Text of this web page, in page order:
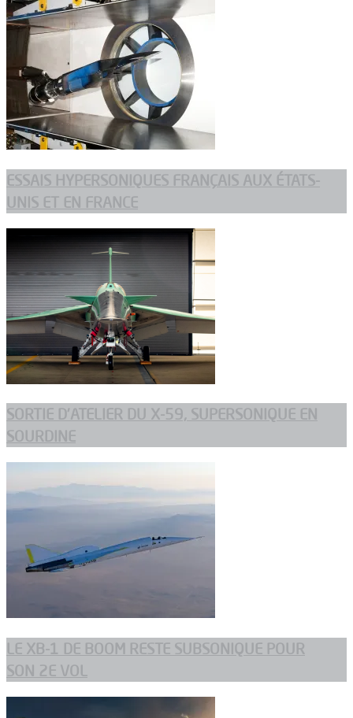
ESSAIS HYPERSONIQUES FRANÇAIS AUX ÉTATS-
UNIS ET EN FRANCE
SORTIE D’ATELIER DU X-59, SUPERSONIQUE EN
SOURDINE
LE XB-1 DE BOOM RESTE SUBSONIQUE POUR
SON 2E VOL